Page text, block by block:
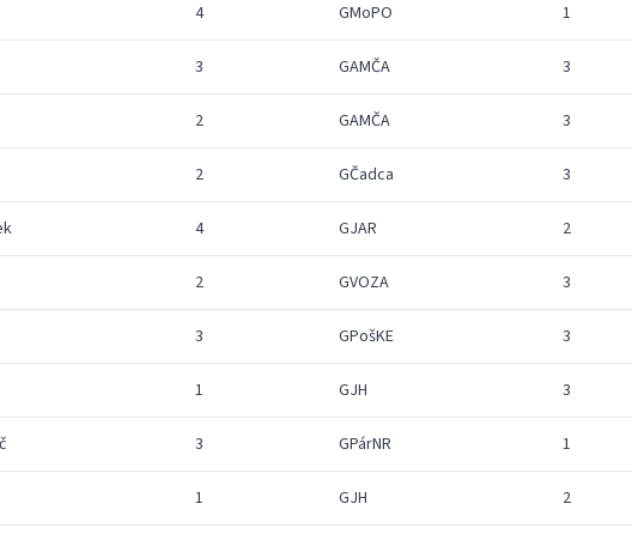
4 GMoPO 1
3 GAMČA 3
2 GAMČA 3
2 GČadca 3
4 GJAR 2
2 GVOZA 3
3 GPošKE 3
1 GJH 3
3 GPárNR 1
1 GJH 2